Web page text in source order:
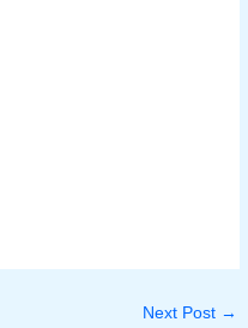
Next Post →